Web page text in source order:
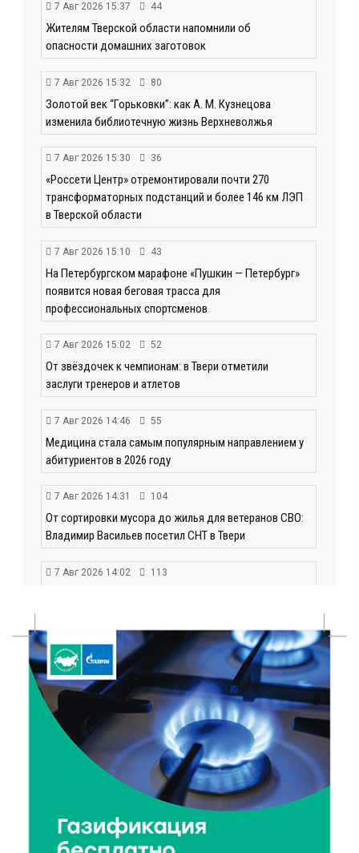
7 Авг 2026 15:37 44
Жителям Тверской области напомнили об
опасности домашних заготовок
7 Авг 2026 15:32 80
Золотой век “Горьковки”: как А. М. Кузнецова
изменила библиотечную жизнь Верхневолжья
7 Авг 2026 15:30 36
«Россети Центр» отремонтировали почти 270
трансформаторных подстанций и более 146 км ЛЭП
в Тверской области
7 Авг 2026 15:10 43
На Петербургском марафоне «Пушкин — Петербург»
появится новая беговая трасса для
профессиональных спортсменов
7 Авг 2026 15:02 52
От звёздочек к чемпионам: в Твери отметили
заслуги тренеров и атлетов
7 Авг 2026 14:46 55
Медицина стала самым популярным направлением у
абитуриентов в 2026 году
7 Авг 2026 14:31 104
От сортировки мусора до жилья для ветеранов СВО:
Владимир Васильев посетил СНТ в Твери
7 Авг 2026 14:02 113
7 Авг 2026 13:32
В Старице состоится бесплатный фестиваль
авиамоделей
7 Авг 2026 13:02 151
Как уберечься от клещей: рекомендации
Роспотребнадзора и текущая статистика
188
От танцев до спорта: в Твери на семи площадках
пройдут праздничные мероприятия